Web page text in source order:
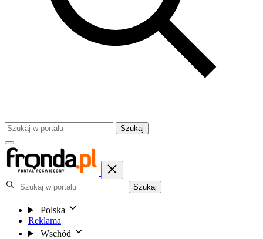
Szukaj
Szukaj
Polska
Reklama
Wschód